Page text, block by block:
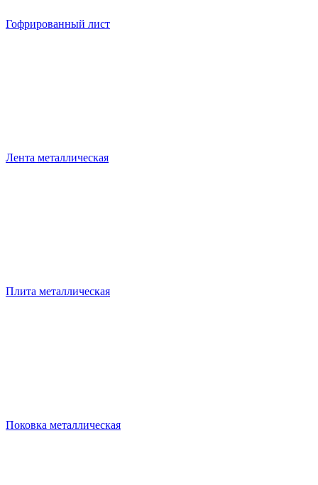
Гофрированный лист
Лента металлическая
Плита металлическая
Поковка металлическая